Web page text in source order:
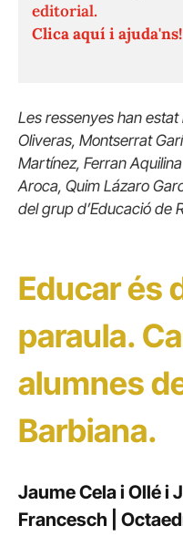
editorial.
Clica aquí i ajuda'ns!
Les ressenyes han
Oliveras, Montserrat
Martínez, Ferran
Aroca, Quim Lázaro
del grup d’Educació de
Educar és
paraula.
alumnes
Barbiana.
Jaume Cela i Ollé i
Francesch |